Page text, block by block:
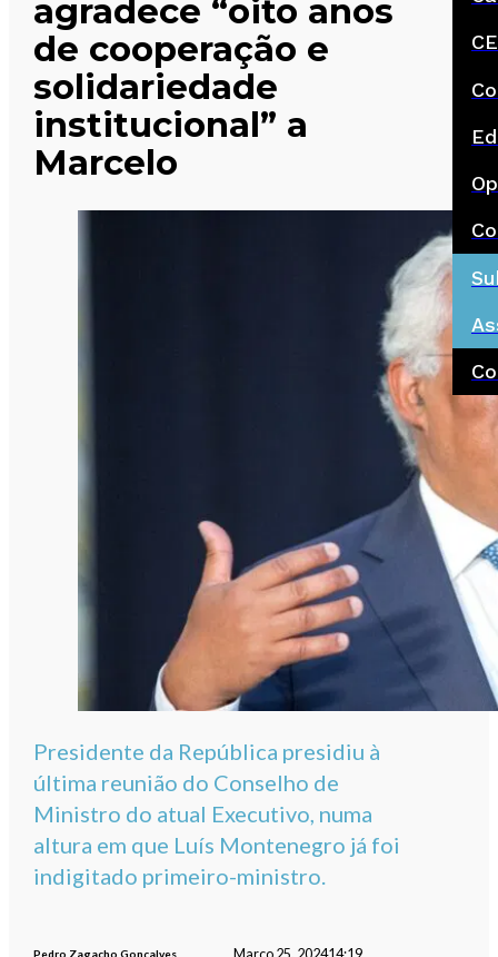
agradece “oito anos
de cooperação e
solidariedade
institucional” a
Marcelo
Presidente da República presidiu à
última reunião do Conselho de
Ministro do atual Executivo, numa
altura em que Luís Montenegro já foi
indigitado primeiro-ministro.
Pedro Zagacho Gonçalves